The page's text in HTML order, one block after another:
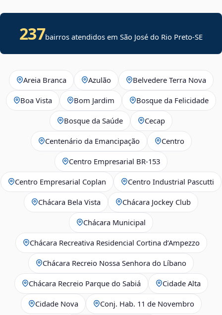
237bairros atendidos emSão José do Rio Preto-SE
Areia Branca Azulão Belvedere Terra Nova
Boa Vista Bom Jardim Bosque da Felicidade
Bosque da Saúde Cecap
Centenário da Emancipação Centro
Centro Empresarial BR-153
Centro Empresarial Coplan Centro Industrial Pascutti
Chácara Bela Vista Chácara Jockey Club
Chácara Municipal
Chácara Recreativa Residencial Cortina d’Ampezzo
Chácara Recreio Nossa Senhora do Líbano
Chácara Recreio Parque do Sabiá Cidade Alta
Cidade Nova Conj. Hab. 11 de Novembro